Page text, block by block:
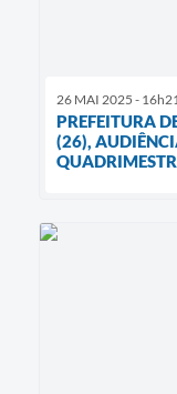
26 MAI 2025 - 16h21
PREFEITURA
(26),